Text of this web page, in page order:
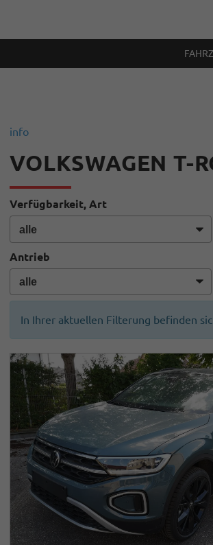
info
VOLKSWAGEN T-
Verfügbarkeit, Art
Antrieb
In Ihrer aktuellen Filterung befinden